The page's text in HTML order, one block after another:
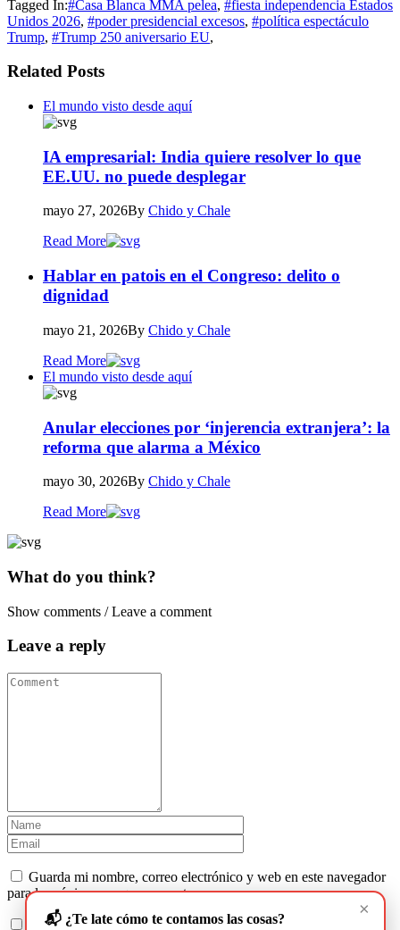
Tagged In:#Casa Blanca MMA pelea, #fiesta independencia Estados
Unidos 2026, #poder presidencial excesos, #política espectáculo
Trump, #Trump 250 aniversario EU,
Related Posts
El mundo visto desde aquí
IA empresarial: India quiere resolver lo que
EE.UU. no puede desplegar
mayo 27, 2026By Chido y Chale
Read More
Hablar en patois en el Congreso: delito o
dignidad
mayo 21, 2026By Chido y Chale
Read More
El mundo visto desde aquí
Anular elecciones por ‘injerencia extranjera’: la
reforma que alarma a México
mayo 30, 2026By Chido y Chale
Read More
What do you think?
Show comments / Leave a comment
Leave a reply
Guarda mi nombre, correo electrónico y web en este navegador
para la próxima vez que comente.
Recibir un correo electrónico con los siguientes comentarios a
×
📬 ¿Te late cómo te contamos las cosas?